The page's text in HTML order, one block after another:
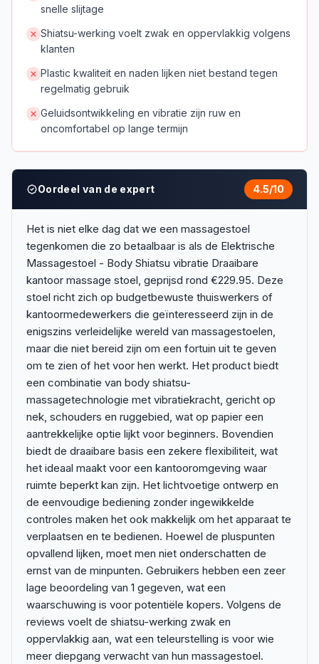
snelle slijtage
Shiatsu-werking voelt zwak en oppervlakkig volgens
klanten
Plastic kwaliteit en naden lijken niet bestand tegen
regelmatig gebruik
Geluidsontwikkeling en vibratie zijn ruw en
oncomfortabel op lange termijn
Oordeel van de expert 4.5/10
Het is niet elke dag dat we een massagestoel
tegenkomen die zo betaalbaar is als de Elektrische
Massagestoel - Body Shiatsu vibratie Draaibare
kantoor massage stoel, geprijsd rond €229.95. Deze
stoel richt zich op budgetbewuste thuiswerkers of
kantoormedewerkers die geïnteresseerd zijn in de
enigszins verleidelijke wereld van massagestoelen,
maar die niet bereid zijn om een fortuin uit te geven
om te zien of het voor hen werkt. Het product biedt
een combinatie van body shiatsu-
massagetechnologie met vibratiekracht, gericht op
nek, schouders en ruggebied, wat op papier een
aantrekkelijke optie lijkt voor beginners. Bovendien
biedt de draaibare basis een zekere flexibiliteit, wat
het ideaal maakt voor een kantooromgeving waar
ruimte beperkt kan zijn. Het lichtvoetige ontwerp en
de eenvoudige bediening zonder ingewikkelde
controles maken het ook makkelijk om het apparaat te
verplaatsen en te bedienen. Hoewel de pluspunten
opvallend lijken, moet men niet onderschatten de
ernst van de minpunten. Gebruikers hebben een zeer
lage beoordeling van 1 gegeven, wat een
waarschuwing is voor potentiële kopers. Volgens de
reviews voelt de shiatsu-werking zwak en
oppervlakkig aan, wat een teleurstelling is voor wie
meer diepgang verwacht van hun massagestoel.